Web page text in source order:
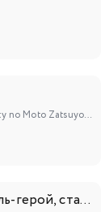
Kanchigai no Atelier Meister: Eiyuu Party no Moto Zatsuyougakari ga, Jitsu wa Sentou Igai ga SSS Rank Datta to Iu Yoku Aru Hanashi
Перевоплотившийся король-герой, ставший самой сильной ученицей рыцаря